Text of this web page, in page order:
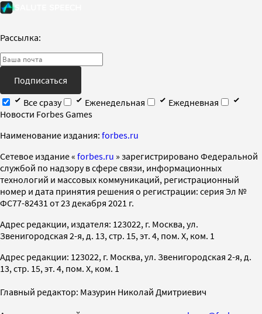
Рассылка:
Подписаться
Все сразу
Еженедельная
Ежедневная
Новости Forbes Games
Наименование издания: forbes.ru
Cетевое издание « forbes.ru » зарегистрировано Федеральной
службой по надзору в сфере связи, информационных
технологий и массовых коммуникаций, регистрационный
номер и дата принятия решения о регистрации: серия Эл №
ФС77-82431 от 23 декабря 2021 г.
Адрес редакции, издателя: 123022, г. Москва, ул.
Звенигородская 2-я, д. 13, стр. 15, эт. 4, пом. X, ком. 1
Адрес редакции: 123022, г. Москва, ул. Звенигородская 2-я, д.
13, стр. 15, эт. 4, пом. X, ком. 1
Главный редактор: Мазурин Николай Дмитриевич